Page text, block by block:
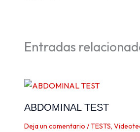
Entradas
ABDOMINAL TEST
Deja un comentario /TESTS,